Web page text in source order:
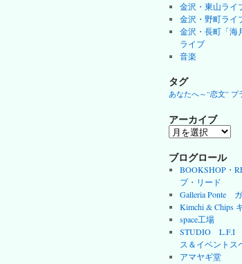
金沢・東山ライ
金沢・野町ライ
金沢・長町「海
ライブ
音楽
タグ
あなたへ～“恋文” プ
アーカイブ
ア
カ
イ
ブログロール
BOOKSHOP・
プ・リード
Galleria Ponte
Kimchi & Chips
space工場
STUDIO L.F.I
ス＆イベントス
アマヤギ堂